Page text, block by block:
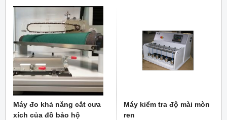
bao gồm) ...
Máy đo khả năng cắt cưa
xích của đồ bảo hộ
Máy kiểm tra độ mài mòn
ren